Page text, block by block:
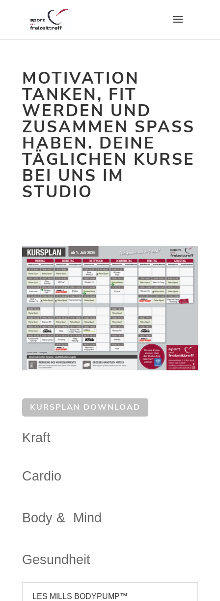
MOTIVATION
TANKEN, FIT
WERDEN UND
ZUSAMMEN SPASS
HABEN. DEINE
TÄGLICHEN KURSE
BEI UNS IM
STUDIO
KURSPLAN DOWNLOAD
Kraft
Cardio
Body & Mind
Gesundheit
LES MILLS BODYPUMP™